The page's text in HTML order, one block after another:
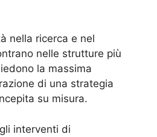
nella ricerca e nel
nelle strutture più
la massima
di una strategia
su misura.
interventi di